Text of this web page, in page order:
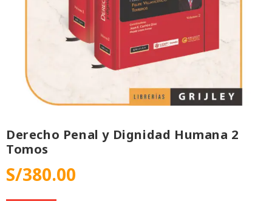
Derecho Penal y Dignidad Humana 2
Tomos
S/380.00